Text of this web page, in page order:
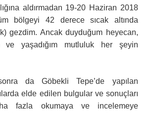
aldırmadan 19-20 Haziran 2018
bölgeyi 42 derece sıcak altında
gezdim. Ancak duyduğum heyecan,
ve yaşadığım mutluluk her şeyin
da Göbekli Tepe’de yapılan
elde edilen bulgular ve sonuçları
fazla okumaya ve incelemeye